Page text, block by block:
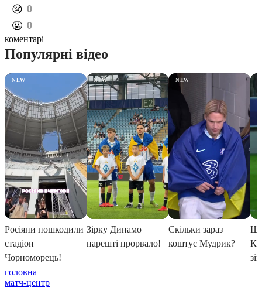
️😢 0
️🤬 0
коментарі
головна
матч-центр